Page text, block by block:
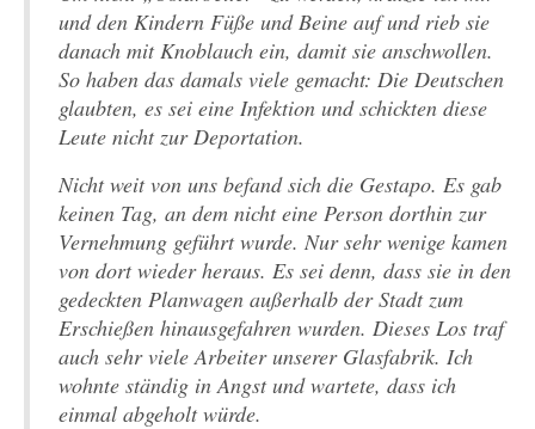
und den Kindern Füße und Beine auf und rieb sie
danach mit Knoblauch ein, damit sie anschwollen.
So haben das damals viele gemacht: Die Deutschen
glaubten, es sei eine Infektion und schickten diese
Leute nicht zur Deportation.
Nicht weit von uns befand sich die Gestapo. Es gab
keinen Tag, an dem nicht eine Person dorthin zur
Vernehmung geführt wurde. Nur sehr wenige kamen
von dort wieder heraus. Es sei denn, dass sie in den
gedeckten Planwagen außerhalb der Stadt zum
Erschießen hinausgefahren wurden. Dieses Los traf
auch sehr viele Arbeiter unserer Glasfabrik. Ich
wohnte ständig in Angst und wartete, dass ich
einmal abgeholt würde.